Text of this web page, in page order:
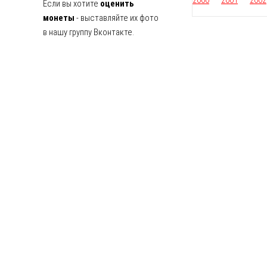
Если вы хотите оценить
монеты - выставляйте их фото
в нашу группу Вконтакте.